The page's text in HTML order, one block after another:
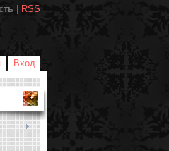
RSS
Вход